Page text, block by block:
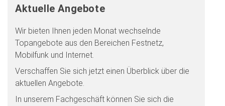
Aktuelle Angebote
Wir bieten Ihnen jeden Monat wechselnde
Topangebote aus den Bereichen Festnetz,
Mobilfunk und Internet.
Verschaffen Sie sich jetzt einen Überblick über die
aktuellen Angebote.
In unserem Fachgeschäft können Sie sich die